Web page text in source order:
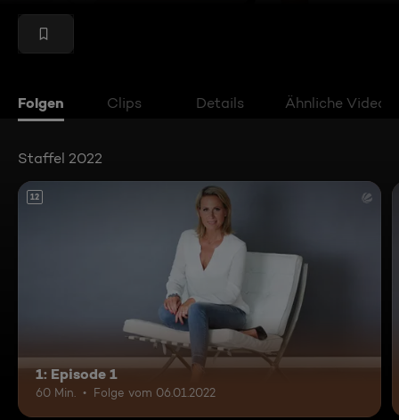
Folgen Clips Details Ähnliche Videos
Staffel 2022
12
1: Episode 1
60 Min. Folge vom 06.01.2022